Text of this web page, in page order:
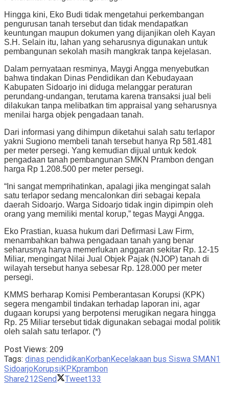
Hingga kini, Eko Budi tidak mengetahui perkembangan
pengurusan tanah tersebut dan tidak mendapatkan
keuntungan maupun dokumen yang dijanjikan oleh Kayan
S.H. Selain itu, lahan yang seharusnya digunakan untuk
pembangunan sekolah masih mangkrak tanpa kejelasan.
Dalam pernyataan resminya, Maygi Angga menyebutkan
bahwa tindakan Dinas Pendidikan dan Kebudayaan
Kabupaten Sidoarjo ini diduga melanggar peraturan
perundang-undangan, terutama karena transaksi jual beli
dilakukan tanpa melibatkan tim appraisal yang seharusnya
menilai harga objek pengadaan tanah.
Dari informasi yang dihimpun diketahui salah satu terlapor
yakni Sugiono membeli tanah tersebut hanya Rp 581.481
per meter persegi. Yang kemudian dijual untuk kedok
pengadaan tanah pembangunan SMKN Prambon dengan
harga Rp 1.208.500 per meter persegi.
“Ini sangat memprihatinkan, apalagi jika mengingat salah
satu terlapor sedang mencalonkan diri sebagai kepala
daerah Sidoarjo. Warga Sidoarjo tidak ingin dipimpin oleh
orang yang memiliki mental korup,” tegas Maygi Angga.
Eko Prastian, kuasa hukum dari Defirmasi Law Firm,
menambahkan bahwa pengadaan tanah yang benar
seharusnya hanya memerlukan anggaran sekitar Rp. 12-15
Miliar, mengingat Nilai Jual Objek Pajak (NJOP) tanah di
wilayah tersebut hanya sebesar Rp. 128.000 per meter
persegi.
KMMS berharap Komisi Pemberantasan Korupsi (KPK)
segera mengambil tindakan terhadap laporan ini, agar
dugaan korupsi yang berpotensi merugikan negara hingga
Rp. 25 Miliar tersebut tidak digunakan sebagai modal politik
oleh salah satu terlapor. (*)
Post Views: 209
Tags: dinas pendidikan KorbanKecelakaan bus Siswa SMAN1
Sidoarjo KorupsiKPKprambon
Share212Send Tweet133